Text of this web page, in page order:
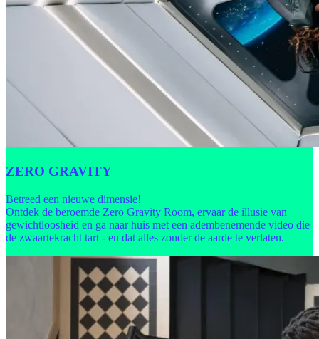
ZERO GRAVITY
Betreed een nieuwe dimensie!
Ontdek de beroemde Zero Gravity Room, ervaar de illusie van
gewichtloosheid en ga naar huis met een adembenemende video die
de zwaartekracht tart - en dat alles zonder de aarde te verlaten.